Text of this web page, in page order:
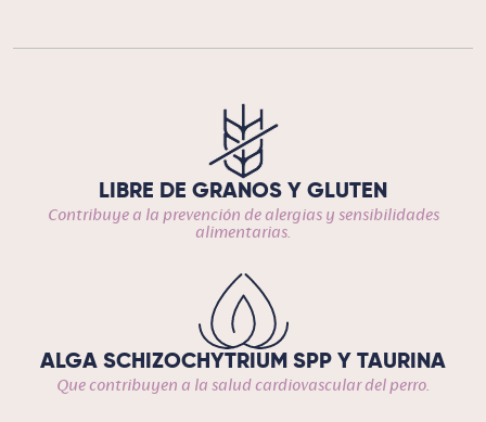
LIBRE DE GRANOS Y GLUTEN
Contribuye a la prevención de alergias y sensibilidades
alimentarias.
ALGA SCHIZOCHYTRIUM SPP Y TAURINA
Que contribuyen a la salud cardiovascular del perro.